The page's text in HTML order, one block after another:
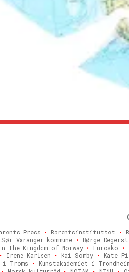
Press • Barentsinstituttet •
Varanger kommune • Børge
the Kingdom of Norway • Eurosko •
• Irene Karlsen • Kai Somby • Kate
Troms • Kunstakademiet i